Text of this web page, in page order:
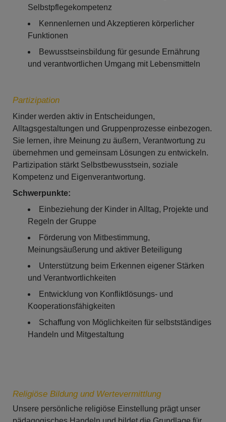
Selbstpflegekompetenz
Kennenlernen und Akzeptieren körperlicher
Funktionen
Bewusstseinsbildung für gesunde Ernährung
und verantwortlichen Umgang mit Lebensmitteln
Partizipation
Kinder werden aktiv in Entscheidungen,
Alltagsgestaltungen und Gruppenprozesse einbezogen.
Sie lernen, ihre Meinung zu äußern, Verantwortung zu
übernehmen und gemeinsam Lösungen zu entwickeln.
Partizipation stärkt Selbstbewusstsein, soziale
Kompetenz und Eigenverantwortung.
Schwerpunkte:
Einbeziehung der Kinder in Alltag, Projekte und
Regeln der Gruppe
Förderung von Mitbestimmung,
Meinungsäußerung und aktiver Beteiligung
Unterstützung beim Erkennen eigener Stärken
und Verantwortlichkeiten
Entwicklung von Konfliktlösungs- und
Kooperationsfähigkeiten
Schaffung von Möglichkeiten für selbstständiges
Handeln und Mitgestaltung
Religiöse Bildung und Wertevermittlung
Unsere persönliche religiöse Einstellung prägt unser